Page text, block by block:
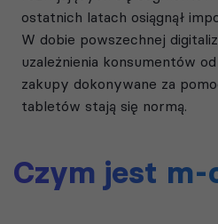
ostatnich latach osiągnął
W dobie powszechnej
uzależnienia konsumentów
zakupy dokonywane za
tabletów stają się normą.
Czym jest m-